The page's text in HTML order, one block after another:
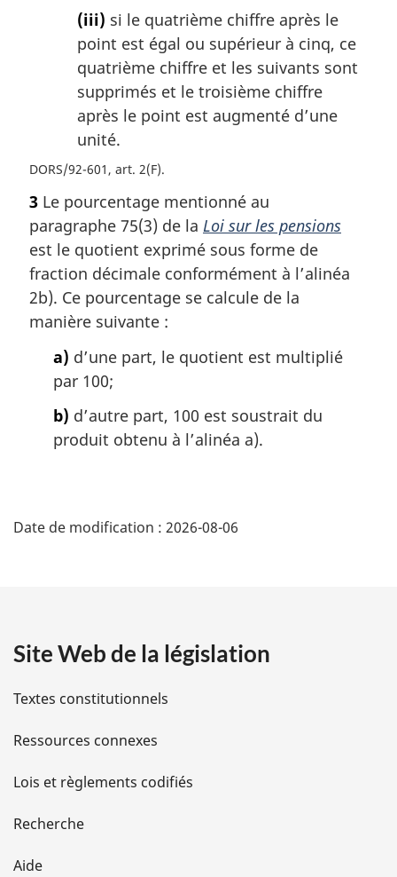
(iii) si le quatrième chiffre après le
point est égal ou supérieur à cinq, ce
quatrième chiffre et les suivants sont
supprimés et le troisième chiffre
après le point est augmenté d’une
unité.
DORS/92-601, art. 2(F)
3 Le pourcentage mentionné au
paragraphe 75(3) de la Loi sur les pensions
est le quotient exprimé sous forme de
fraction décimale conformément à l’alinéa
2b). Ce pourcentage se calcule de la
manière suivante :
a) d’une part, le quotient est multiplié
par 100;
b) d’autre part, 100 est soustrait du
produit obtenu à l’alinéa a).
é
i
l
s
d
e
l
Date de modification : 2026-08-06
Site Web de la législation
Textes constitutionnels
Ressources connexes
Lois et règlements codifiés
Recherche
Aide